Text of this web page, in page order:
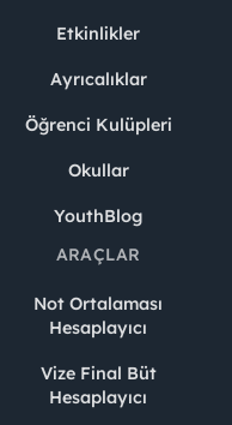
Etkinlikler
Ayrıcalıklar
Öğrenci Kulüpleri
Okullar
YouthBlog
ARAÇLAR
Not Ortalaması
Hesaplayıcı
Vize Final Büt
Hesaplayıcı